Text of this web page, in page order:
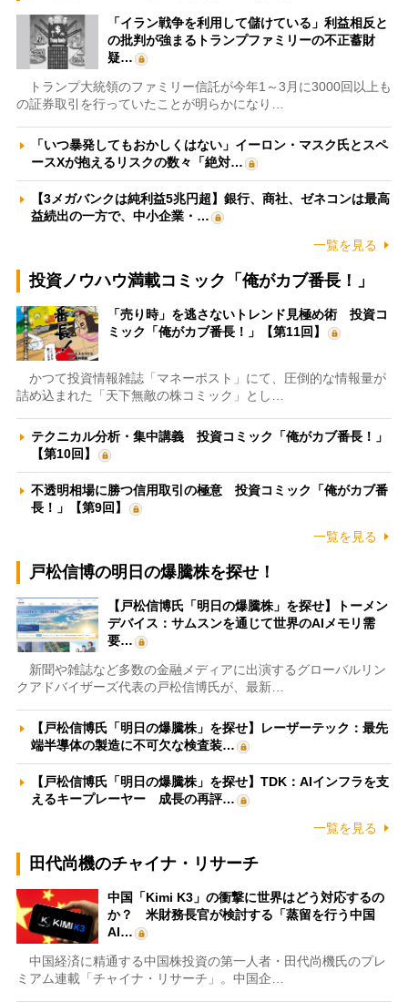
「イラン戦争を利用して儲けている」利益相反と
の批判が強まるトランプファミリーの不正蓄財
疑…
トランプ大統領のファミリー信託が今年1～3月に3000回以上も
の証券取引を行っていたことが明らかになり…
「いつ暴発してもおかしくはない」イーロン・マスク氏とスペ
ースXが抱えるリスクの数々「絶対…
【3メガバンクは純利益5兆円超】銀行、商社、ゼネコンは最高
益続出の一方で、中小企業・…
一覧を見る
投資ノウハウ満載コミック「俺がカブ番長！」
「売り時」を逃さないトレンド見極め術 投資コ
ミック「俺がカブ番長！」【第11回】
かつて投資情報雑誌「マネーポスト」にて、圧倒的な情報量が
詰め込まれた「天下無敵の株コミック」とし…
テクニカル分析・集中講義 投資コミック「俺がカブ番長！」
【第10回】
不透明相場に勝つ信用取引の極意 投資コミック「俺がカブ番
長！」【第9回】
一覧を見る
戸松信博の明日の爆騰株を探せ！
【戸松信博氏「明日の爆騰株」を探せ】トーメン
デバイス：サムスンを通じて世界のAIメモリ需
要…
新聞や雑誌など多数の金融メディアに出演するグローバルリン
クアドバイザーズ代表の戸松信博氏が、最新…
【戸松信博氏「明日の爆騰株」を探せ】レーザーテック：最先
端半導体の製造に不可欠な検査装…
【戸松信博氏「明日の爆騰株」を探せ】TDK：AIインフラを支
えるキープレーヤー 成長の再評…
一覧を見る
田代尚機のチャイナ・リサーチ
中国「Kimi K3」の衝撃に世界はどう対応するの
か？ 米財務長官が検討する「蒸留を行う中国
AI…
中国経済に精通する中国株投資の第一人者・田代尚機氏のプレ
ミアム連載「チャイナ・リサーチ」。中国企…